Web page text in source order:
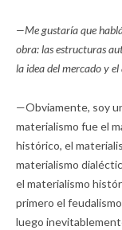
—Me gustaría que
obra: las estructuras
la idea del mercado y
—Obviamente, soy
materialismo fue el
histórico, el
materialismo
el materialismo
primero el
luego